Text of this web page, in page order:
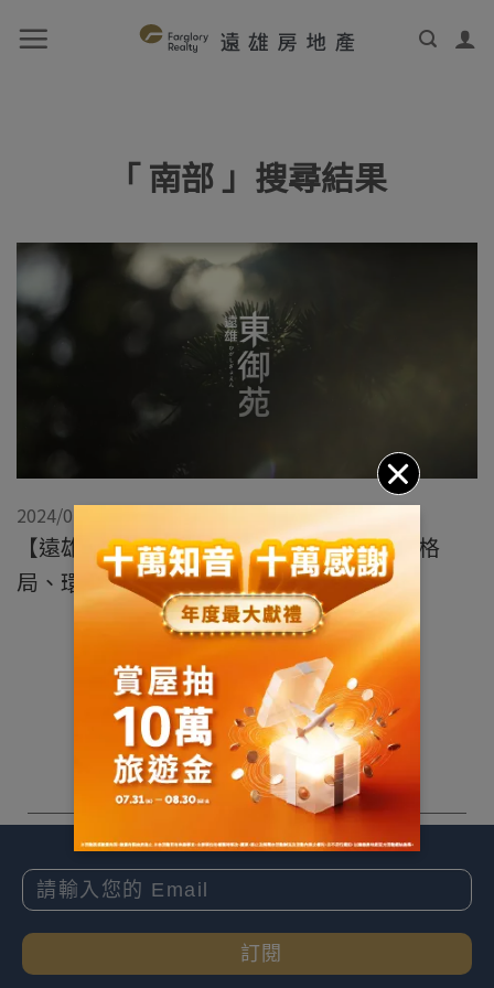
「 南部 」搜尋結果
2024/01/04
【遠雄東御苑】已購證言：王小姐 // 超強格
局、環境單純更加分 //
展開
訂閱